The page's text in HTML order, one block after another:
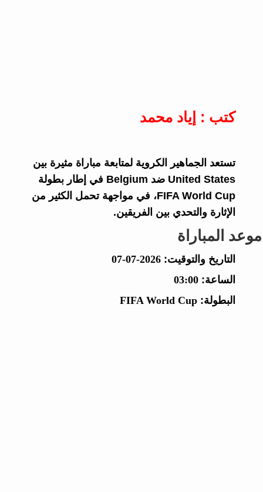
كتب : إياد محمد
تستعد الجماهير الكروية لمتابعة مباراة مثيرة بين
United States ضد Belgium في إطار بطولة
FIFA World Cup، في مواجهة تحمل الكثير من
الإثارة والتحدي بين الفريقين.
موعد المباراة
التاريخ والتوقيت: 2026-07-07
الساعة: 03:00
البطولة: FIFA World Cup